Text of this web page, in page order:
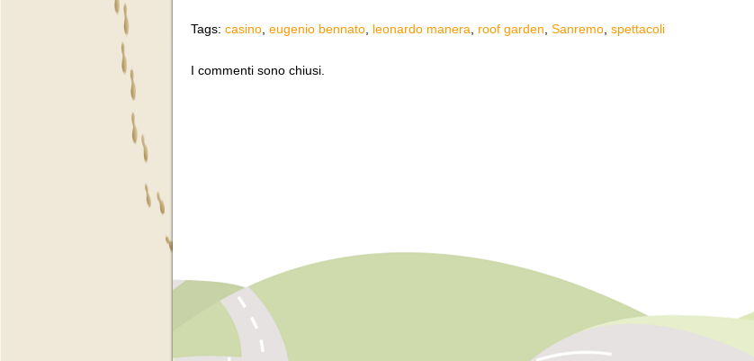
Tags: casino eugenio bennato leonardo manera roof garden Sanremo spettacoli
I commenti sono chiusi.